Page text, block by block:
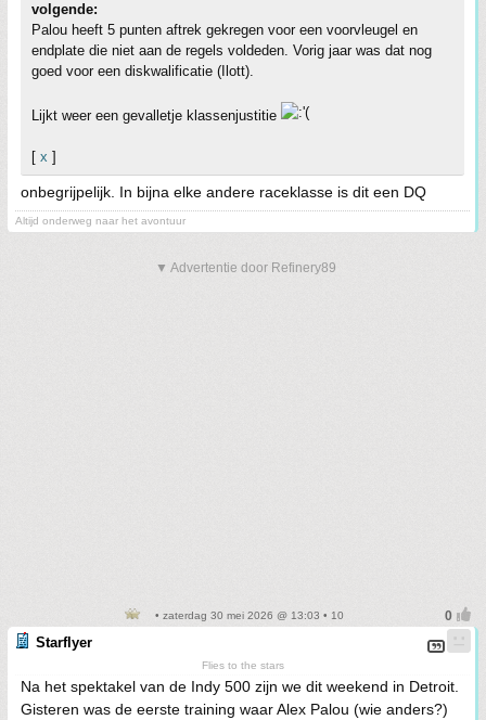
volgende:
Palou heeft 5 punten aftrek gekregen voor een voorvleugel en
endplate die niet aan de regels voldeden. Vorig jaar was dat nog
goed voor een diskwalificatie (Ilott).
Lijkt weer een gevalletje klassenjustitie
[ x ]
onbegrijpelijk. In bijna elke andere raceklasse is dit een DQ
Altijd onderweg naar het avontuur
▼ Advertentie door Refinery89
• zaterdag 30 mei 2026 @ 13:03 • 10
Starflyer
Flies to the stars
Na het spektakel van de Indy 500 zijn we dit weekend in Detroit.
Gisteren was de eerste training waar Alex Palou (wie anders?)